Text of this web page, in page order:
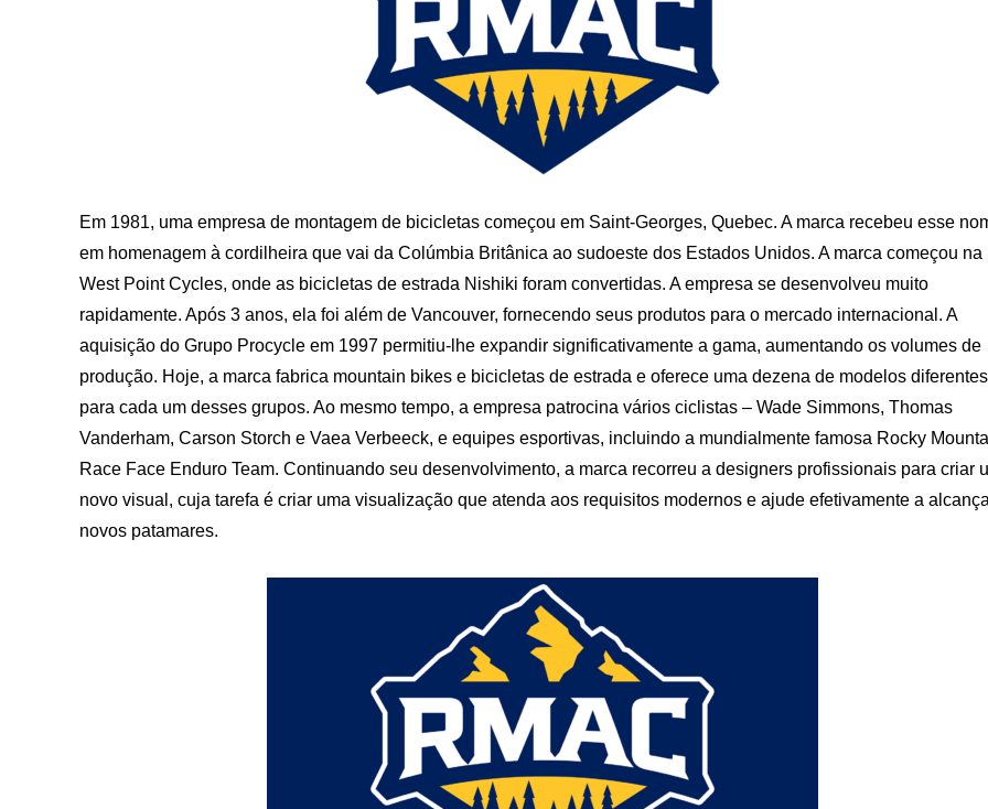
Em 1981, uma empresa de montagem de bicicletas começou em Saint-Georges, Quebec. A marca recebeu esse
em homenagem à cordilheira que vai da Colúmbia Britânica ao sudoeste dos Estados Unidos. A marca começou na
West Point Cycles, onde as bicicletas de estrada Nishiki foram convertidas. A empresa se desenvolveu muito
rapidamente. Após 3 anos, ela foi além de Vancouver, fornecendo seus produtos para o mercado internacional. A
aquisição do Grupo Procycle em 1997 permitiu-lhe expandir significativamente a gama, aumentando os volumes de
produção. Hoje, a marca fabrica mountain bikes e bicicletas de estrada e oferece uma dezena de modelos diferentes
para cada um desses grupos. Ao mesmo tempo, a empresa patrocina vários ciclistas – Wade Simmons, Thomas
Vanderham, Carson Storch e Vaea Verbeeck, e equipes esportivas, incluindo a mundialmente famosa Rocky
Race Face Enduro Team. Continuando seu desenvolvimento, a marca recorreu a designers profissionais para criar
novo visual, cuja tarefa é criar uma visualização que atenda aos requisitos modernos e ajude efetivamente a
novos patamares.